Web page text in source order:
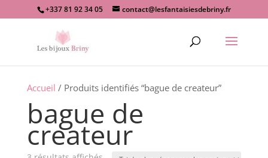
+337 81 92 34 05 contact@lesfantaisiesdebriny.fr
Accueil / Produits identifiés “bague de createur”
bague de
createur